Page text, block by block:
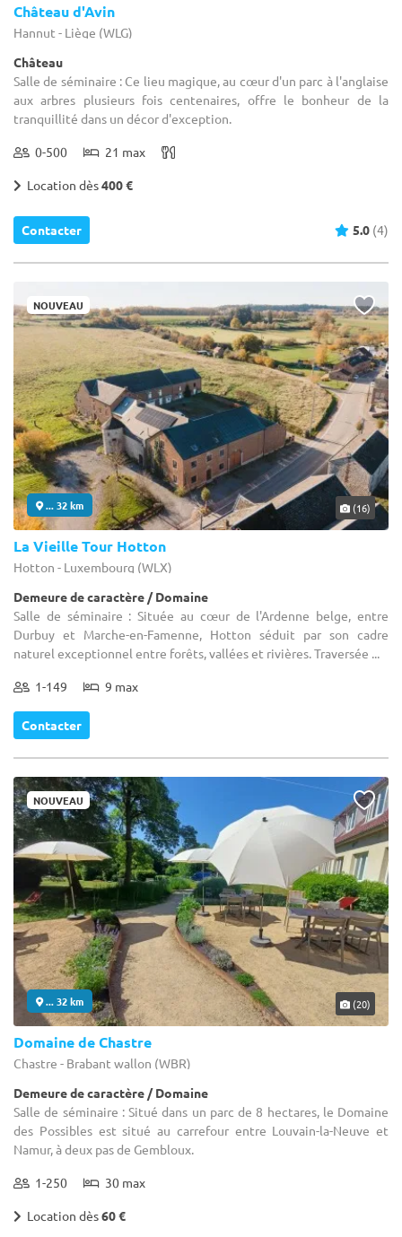
Château d'Avin
Hannut - Liège (WLG)
Château
Salle de séminaire : Ce lieu magique, au cœur d'un parc à l'anglaise
aux arbres plusieurs fois centenaires, offre le bonheur de la
tranquillité dans un décor d'exception.
0-500 21 max
Location dès400 €
Contacter 5.0 (4)
NOUVEAU
... 32 km (16)
La Vieille Tour Hotton
Hotton - Luxembourg (WLX)
Demeure de caractère / Domaine
Salle de séminaire : Située au cœur de l'Ardenne belge, entre
Durbuy et Marche-en-Famenne, Hotton séduit par son cadre
naturel exceptionnel entre forêts, vallées et rivières. Traversée ...
1-149 9 max
Contacter
NOUVEAU
... 32 km (20)
Domaine de Chastre
Chastre - Brabant wallon (WBR)
Demeure de caractère / Domaine
Salle de séminaire : Situé dans un parc de 8 hectares, le Domaine
des Possibles est situé au carrefour entre Louvain-la-Neuve et
Namur, à deux pas de Gembloux.
1-250 30 max
Location dès60 €